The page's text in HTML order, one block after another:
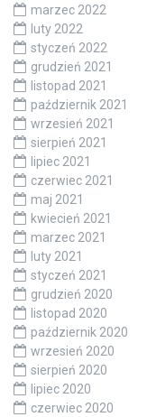
marzec 2022
luty 2022
styczeń 2022
grudzień 2021
listopad 2021
październik 2021
wrzesień 2021
sierpień 2021
lipiec 2021
czerwiec 2021
maj 2021
kwiecień 2021
marzec 2021
luty 2021
styczeń 2021
grudzień 2020
listopad 2020
październik 2020
wrzesień 2020
sierpień 2020
lipiec 2020
czerwiec 2020